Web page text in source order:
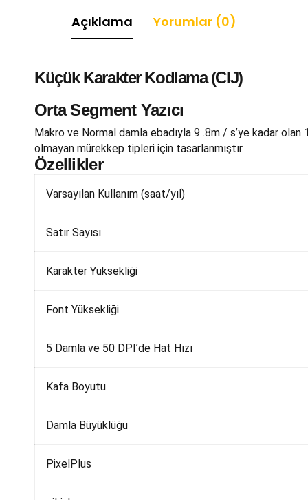
Açıklama Yorumlar (0)
Küçük Karakter Kodlama (CIJ)
Orta Segment Yazıcı
Makro ve Normal damla ebadıyla 9 .8m / s’ye kadar olan
olmayan mürekkep tipleri için tasarlanmıştır.
Özellikler
Varsayılan Kullanım (saat/yıl)
Satır Sayısı
Karakter Yüksekliği
Font Yüksekliği
5 Damla ve 50 DPI’de Hat Hızı
Kafa Boyutu
Damla Büyüklüğü
PixelPlus